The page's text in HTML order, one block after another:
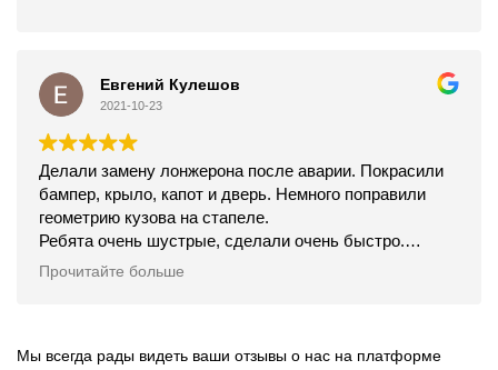
Евгений Кулешов
2021-10-23
Делали замену лонжерона после аварии. Покрасили
бампер, крыло, капот и дверь. Немного поправили
геометрию кузова на стапеле.
Ребята очень шустрые, сделали очень быстро.
Встретили, проводили, всё объяснили.
Прочитайте больше
Мы всегда рады видеть ваши отзывы о нас на платформе